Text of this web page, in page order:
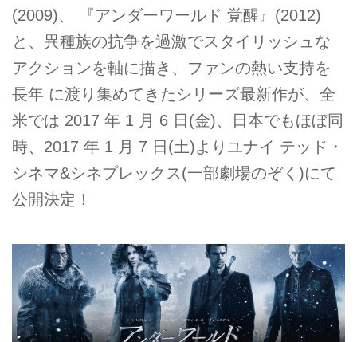
(2009)、 『アンダーワールド 覚醒』(2012)
と、異種族の抗争を過激でスタイリッシュな
アクションを軸に描き、ファンの熱い支持を
長年 に渡り集めてきたシリーズ最新作が、全
米では 2017 年 1 月 6 日(金)、日本でもほぼ同
時、2017 年 1 月 7 日(土)よりユナイ テッド・
シネマ&シネプレックス(一部劇場のぞく)にて
公開決定！